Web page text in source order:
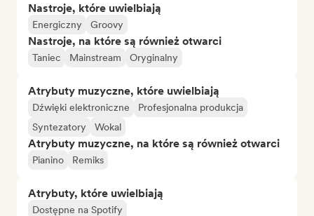
Nastroje, które uwielbiają
Energiczny Groovy
Nastroje, na które są również otwarci
Taniec Mainstream Oryginalny
Atrybuty muzyczne, które uwielbiają
Dźwięki elektroniczne
Profesjonalna produkcja
Syntezatory
Wokal
Atrybuty muzyczne, na które są również otwarci
Pianino Remiks
Atrybuty, które uwielbiają
Dostępne na Spotify